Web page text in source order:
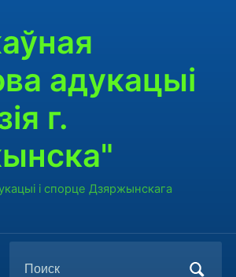
адукацыі
г.
і спорце Дзяржынскага